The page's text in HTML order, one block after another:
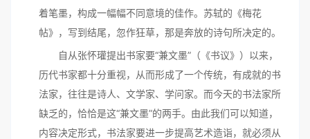
着笔墨，构成一幅幅不同意境的佳作。苏轼的《梅花
帖》，写到结尾，忽作狂草，那是奔放的诗句所决定的。
自从张怀瓘提出书家要“兼文墨”（《书议》）以来，
历代书家都十分重视，从而形成了一个传统，有成就的书
法家，往往是诗人、文学家、学问家。而今天的书法家所
缺乏的，恰恰是这“兼文墨”的两手。由此我们可以知道，
内容决定形式，书法家要进一步提高艺术造诣，就必须从